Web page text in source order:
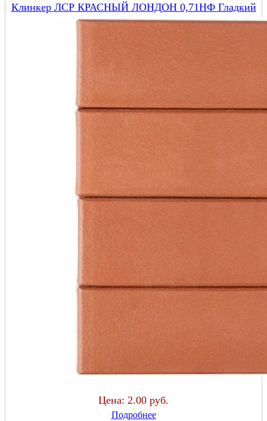
Клинкер ЛСР КРАСНЫЙ ЛОНДОН 0,71НФ Гладкий
Цена: 2.00 руб.
Подробнее